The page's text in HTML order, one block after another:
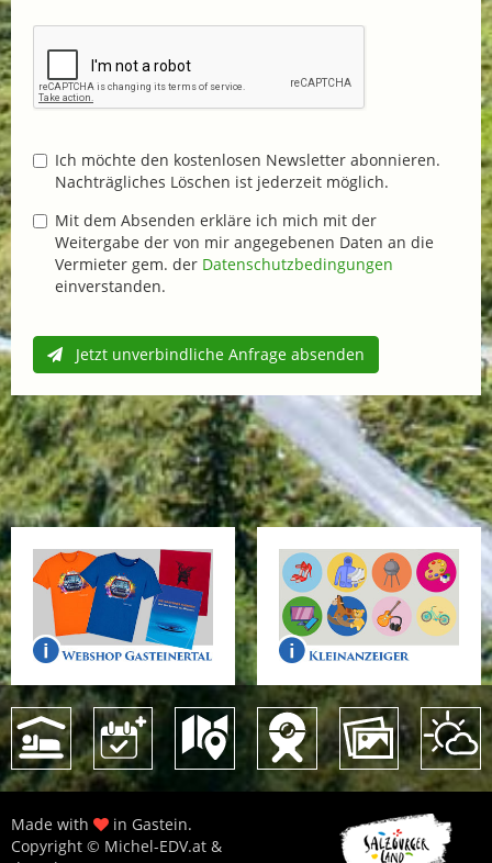
Ich möchte den kostenlosen Newsletter abonnieren.
Nachträgliches Löschen ist jederzeit möglich.
Mit dem Absenden erkläre ich mich mit der
Weitergabe der von mir angegebenen Daten an die
Vermieter gem. der Datenschutzbedingungen
einverstanden.
Jetzt unverbindliche Anfrage absenden
Made with
in Gastein.
Copyright © Michel-EDV.at &